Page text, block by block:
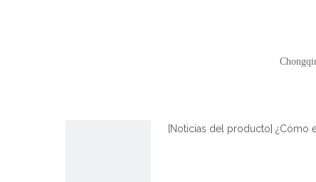
[Noticias del producto] ¿Cómo